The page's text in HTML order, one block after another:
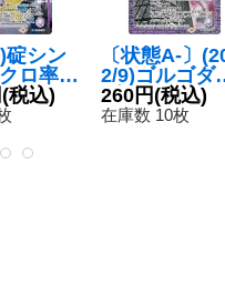
碇シン
ロ率∞
X
(税込)
〔状態A-〕
2/9)ゴルゴダ
ブジェクト
【C】{CB23-
260円(税込)
在庫数 10枚